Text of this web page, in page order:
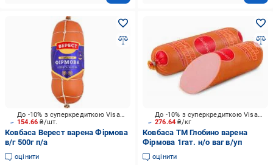
154.66₴/шт.
До -10% з суперкредиткою Visa Вигода
Ковбаса Верест варена Фірмова
в/г 500г п/а
оцінити
276.64₴/кг
До -10% з суперкредиткою Visa Вигода
Ковбаса ТМ Глобино варена
Фірмова 1гат. н/о ваг в/уп
оцінити